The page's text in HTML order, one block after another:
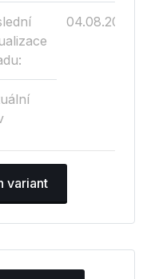
04.08.2026
variant